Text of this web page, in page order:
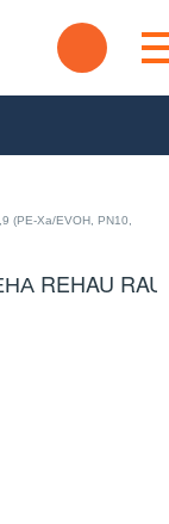
(PE-Xa/EVOH, PN10,